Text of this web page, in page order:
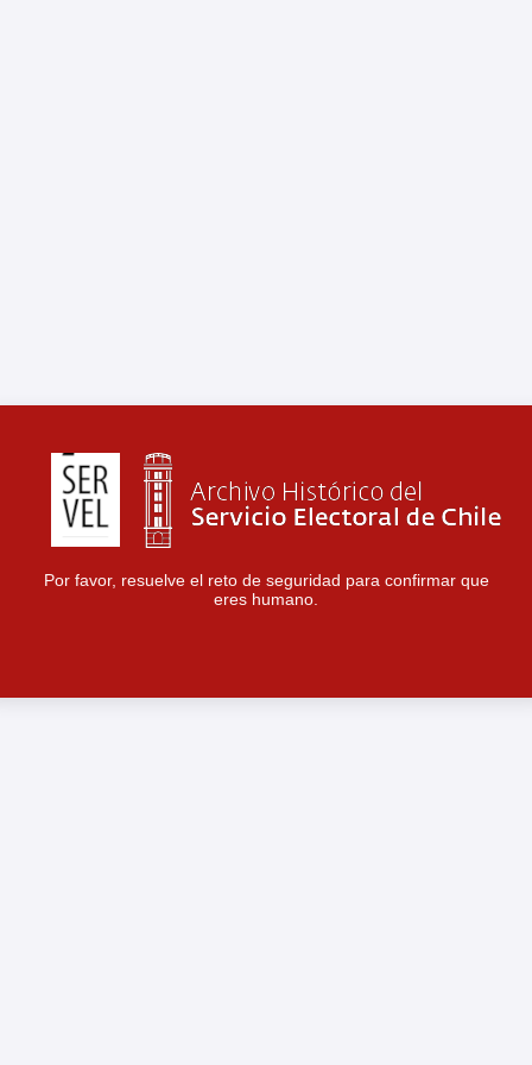
Por favor, resuelve el reto de seguridad para confirmar que
eres humano.